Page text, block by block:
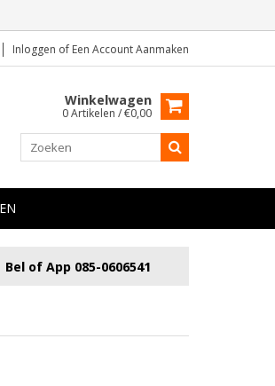
Inloggen of Een Account Aanmaken
Winkelwagen
0 Artikelen / €0,00
Bel of App 085-0606541